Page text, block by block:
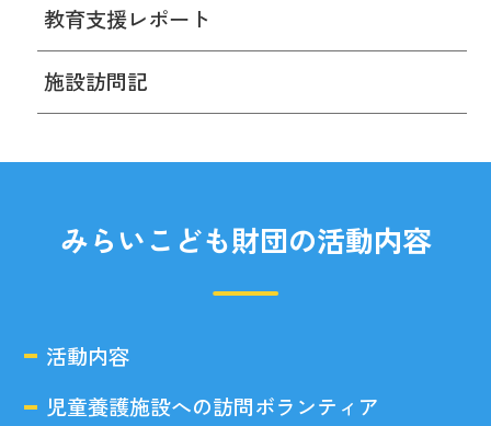
教育支援レポート
施設訪問記
みらいこども財団の活動内容
活動内容
児童養護施設への訪問ボランティア